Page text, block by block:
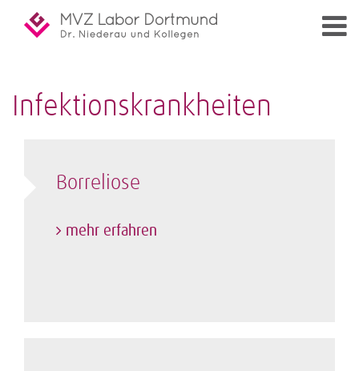
Infektionskrankheiten
Borreliose
mehr erfahren